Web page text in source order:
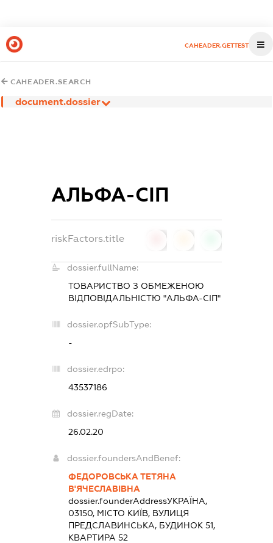
CAHEADER.GETTEST
CAHEADER.SEARCH
document.dossier
АЛЬФА-СІП
riskFactors.title
dossier.fullName:
ТОВАРИСТВО З ОБМЕЖЕНОЮ
ВІДПОВІДАЛЬНІСТЮ "АЛЬФА-СІП"
dossier.opfSubType:
-
dossier.edrpo:
43537186
dossier.regDate:
26.02.20
dossier.foundersAndBenef:
ФЕДОРОВСЬКА ТЕТЯНА
В'ЯЧЕСЛАВІВНА
dossier.founderAddressУКРАЇНА,
03150, МІСТО КИЇВ, ВУЛИЦЯ
ПРЕДСЛАВИНСЬКА, БУДИНОК 51,
КВАРТИРА 52